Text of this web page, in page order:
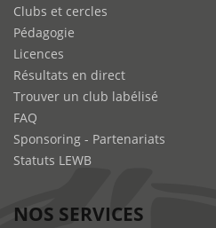
Clubs et cercles
Pédagogie
Licences
Résultats en direct
Trouver un club labélisé
FAQ
Sponsoring - Partenariats
Statuts LEWB
NOS SERVICES